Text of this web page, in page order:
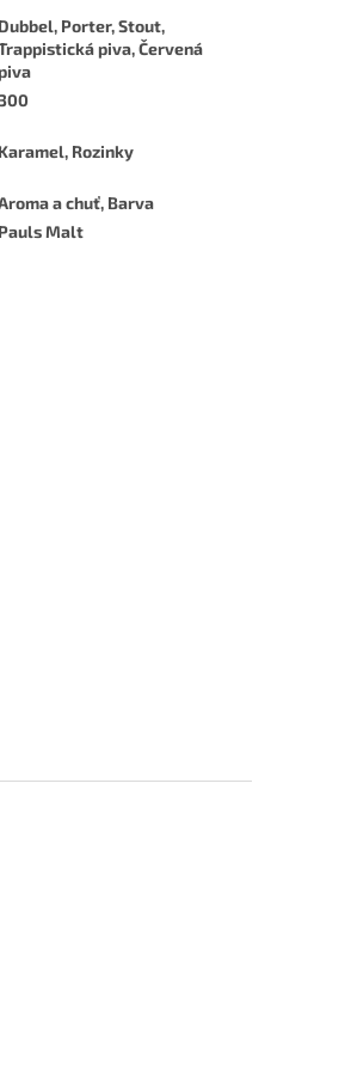
Dubbel, Porter, Stout,
piva, Červená
Karamel, Rozinky
a chuť, Barva
Pauls Malt